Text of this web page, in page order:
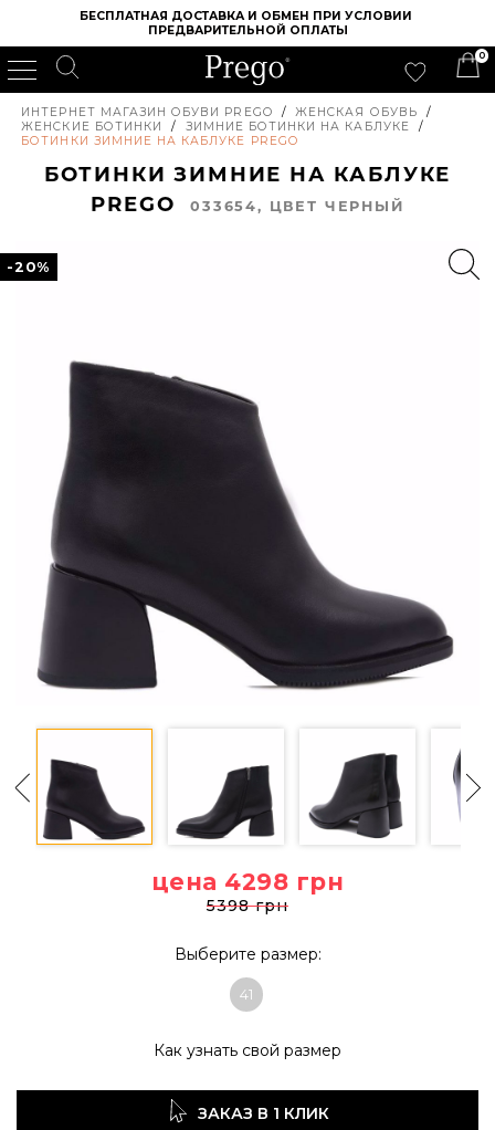
БЕСПЛАТНАЯ ДОСТАВКА И ОБМЕН ПРИ УСЛОВИИ
ПРЕДВАРИТЕЛЬНОЙ ОПЛАТЫ
0
ИНТЕРНЕТ МАГАЗИН ОБУВИ PREGO / ЖЕНСКАЯ ОБУВЬ
/
ЖЕНСКИЕ БОТИНКИ
/ ЗИМНИЕ БОТИНКИ НА КАБЛУКЕ
/
БОТИНКИ ЗИМНИЕ НА КАБЛУКЕ PREGO
БОТИНКИ ЗИМНИЕ НА КАБЛУКЕ
PREGO033654, ЦВЕТ ЧЕРНЫЙ
-20%
цена 4298 грн
5398 грн
Выберите размер:
41
Как узнать свой размер
ЗАКАЗ В 1 КЛИК